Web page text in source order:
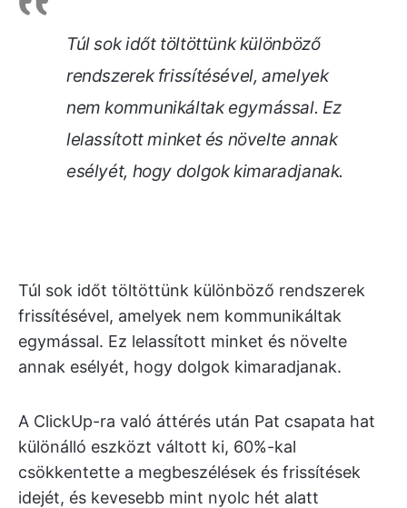
Túl sok időt töltöttünk különböző
rendszerek frissítésével, amelyek
nem kommunikáltak egymással. Ez
lelassított minket és növelte annak
esélyét, hogy dolgok kimaradjanak.
Túl sok időt töltöttünk különböző rendszerek
frissítésével, amelyek nem kommunikáltak
egymással. Ez lelassított minket és növelte
annak esélyét, hogy dolgok kimaradjanak.
A ClickUp-ra való áttérés után Pat csapata hat
különálló eszközt váltott ki, 60%-kal
csökkentette a megbeszélések és frissítések
idejét, és kevesebb mint nyolc hét alatt